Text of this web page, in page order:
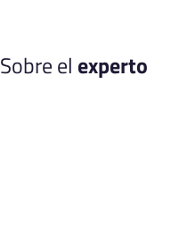
Sobre el experto